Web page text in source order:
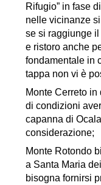
Rifugio” in fase
nelle vicinanze
se si raggiunge
e ristoro anche
fondamentale in
tappa non vi è
Monte Cerreto
di condizioni
capanna di
considerazione;
Monte Rotondo
a Santa Maria
bisogna fornirsi